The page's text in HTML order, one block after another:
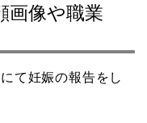
画像や職業
て妊娠の報告をし